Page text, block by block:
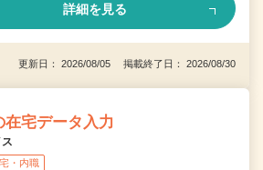
詳細を見る
更新日： 2026/08/05 掲載終了日： 2026/08/30
宅データ入力
・内職